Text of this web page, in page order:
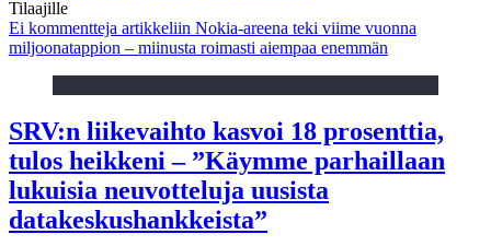
Tilaajille
Ei kommentteja artikkeliin Nokia-areena teki viime vuonna
miljoonatappion – miinusta roimasti aiempaa enemmän
SRV:n liikevaihto kasvoi 18 prosenttia,
tulos heikkeni – ”Käymme parhaillaan
lukuisia neuvotteluja uusista
datakeskushankkeista”